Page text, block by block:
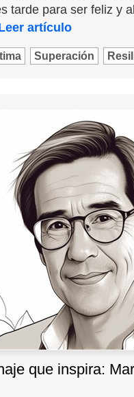
tarde para ser feliz y
artículo
Superación
que inspira: